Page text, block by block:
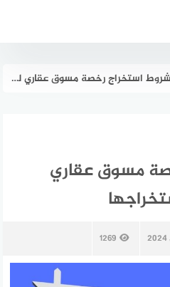
شروط استخراج رخصة مسوق عقاري للأفراد وإجراءات استخراجها
مسوق عقاري
1269